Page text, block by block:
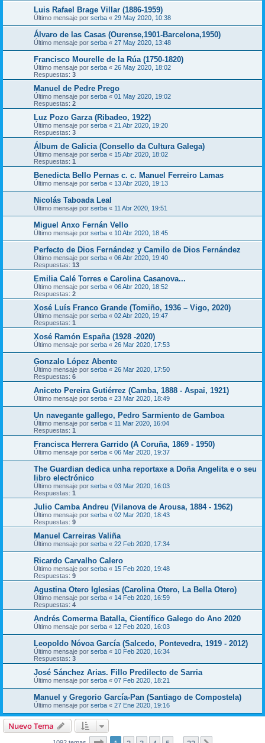
Luis Rafael Brage Villar (1886-1959)
Último mensaje por serba « 29 May 2020, 10:38
Álvaro de las Casas (Ourense,1901-Barcelona,1950)
Último mensaje por serba « 27 May 2020, 13:48
Francisco Mourelle de la Rúa (1750-1820)
Último mensaje por serba « 26 May 2020, 18:02
Respuestas: 3
Manuel de Pedre Prego
Último mensaje por serba « 01 May 2020, 19:02
Respuestas: 2
Luz Pozo Garza (Ribadeo, 1922)
Último mensaje por serba « 21 Abr 2020, 19:20
Respuestas: 3
Álbum de Galicia (Consello da Cultura Galega)
Último mensaje por serba « 15 Abr 2020, 18:02
Respuestas: 1
Benedicta Bello Pernas c. c. Manuel Ferreiro Lamas
Último mensaje por serba « 13 Abr 2020, 19:13
Nicolás Taboada Leal
Último mensaje por serba « 11 Abr 2020, 19:51
Miguel Anxo Fernán Vello
Último mensaje por serba « 10 Abr 2020, 18:45
Perfecto de Dios Fernández y Camilo de Dios Fernández
Último mensaje por serba « 06 Abr 2020, 19:40
Respuestas: 13
Emilia Calé Torres e Carolina Casanova...
Último mensaje por serba « 06 Abr 2020, 18:52
Respuestas: 2
Xosé Luís Franco Grande (Tomiño, 1936 – Vigo, 2020)
Último mensaje por serba « 02 Abr 2020, 19:47
Respuestas: 1
Xosé Ramón España (1928 -2020)
Último mensaje por serba « 26 Mar 2020, 17:53
Gonzalo López Abente
Último mensaje por serba « 26 Mar 2020, 17:50
Respuestas: 6
Aniceto Pereira Gutiérrez (Camba, 1888 - Aspai, 1921)
Último mensaje por serba « 23 Mar 2020, 18:49
Un navegante gallego, Pedro Sarmiento de Gamboa
Último mensaje por serba « 11 Mar 2020, 16:04
Respuestas: 1
Francisca Herrera Garrido (A Coruña, 1869 - 1950)
Último mensaje por serba « 06 Mar 2020, 19:37
The Guardian dedica unha reportaxe a Doña Angelita e o seu
libro electrónico
Último mensaje por serba « 03 Mar 2020, 16:03
Respuestas: 1
Julio Camba Andreu (Vilanova de Arousa, 1884 - 1962)
Último mensaje por serba « 02 Mar 2020, 18:43
Respuestas: 9
Manuel Carreiras Valiña
Último mensaje por serba « 22 Feb 2020, 17:34
Ricardo Carvalho Calero
Último mensaje por serba « 15 Feb 2020, 19:48
Respuestas: 9
Agustina Otero Iglesias (Carolina Otero, La Bella Otero)
Último mensaje por serba « 14 Feb 2020, 16:59
Respuestas: 4
Andrés Comerma Batalla, Científico Galego do Ano 2020
Último mensaje por serba « 12 Feb 2020, 16:03
Leopoldo Nóvoa García (Salcedo, Pontevedra, 1919 - 2012)
Último mensaje por serba « 10 Feb 2020, 16:34
Respuestas: 3
José Sánchez Arias. Fillo Predilecto de Sarria
Último mensaje por serba « 07 Feb 2020, 18:21
Manuel y Gregorio García-Pan (Santiago de Compostela)
Último mensaje por serba « 27 Ene 2020, 19:16
Nuevo Tema